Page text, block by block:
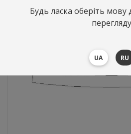
Будь ласка оберіть
перегляду
UA RU